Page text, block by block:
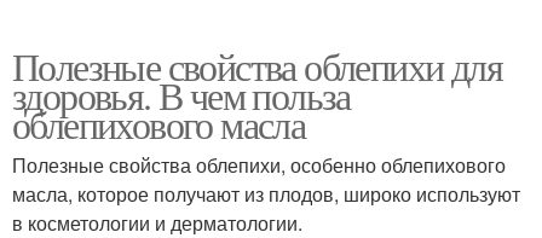
Полезные свойства облепихи для
здоровья. В чем польза
облепихового масла
Полезные свойства облепихи, особенно облепихового
масла, которое получают из плодов, широко используют
в косметологии и дерматологии.